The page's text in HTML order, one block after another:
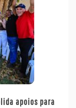
apoios para